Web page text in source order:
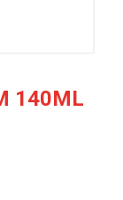
140ML